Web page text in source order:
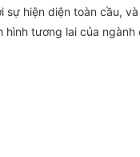
sự hiện diện toàn cầu,
hình tương lai của ngành